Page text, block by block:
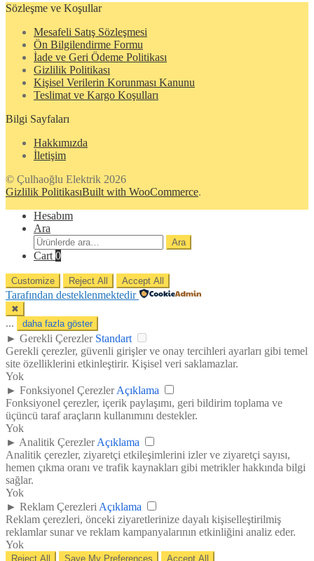
Sözleşme ve Koşullar
Mesafeli Satış Sözleşmesi
Ön Bilgilendirme Formu
İade ve Geri Ödeme Politikası
Gizlilik Politikası
Kişisel Verilerin Korunması Kanunu
Teslimat ve Kargo Koşulları
Bilgi Sayfaları
Hakkımızda
İletişim
© Çulhaoğlu Elektrik 2026
Gizlilik PolitikasıBuilt with WooCommerce.
Hesabım
Ara
Ara:
Ara
Cart 0
Customize Reject All Accept All
Tarafından desteklenmektedir
✖
... daha fazla göster
► Gerekli Çerezler Standart
Gerekli çerezler, güvenli girişler ve onay tercihleri ayarları gibi temel
site özelliklerini etkinleştirir. Kişisel veri saklamazlar.
Yok
► Fonksiyonel Çerezler Açıklama
Fonksiyonel çerezler, içerik paylaşımı, geri bildirim toplama ve
üçüncü taraf araçların kullanımını destekler.
Yok
► Analitik Çerezler Açıklama
Analitik çerezler, ziyaretçi etkileşimlerini izler ve ziyaretçi sayısı,
hemen çıkma oranı ve trafik kaynakları gibi metrikler hakkında bilgi
sağlar.
Yok
► Reklam Çerezleri Açıklama
Reklam çerezleri, önceki ziyaretlerinize dayalı kişiselleştirilmiş
reklamlar sunar ve reklam kampanyalarının etkinliğini analiz eder.
Yok
Reject All Save My Preferences Accept All